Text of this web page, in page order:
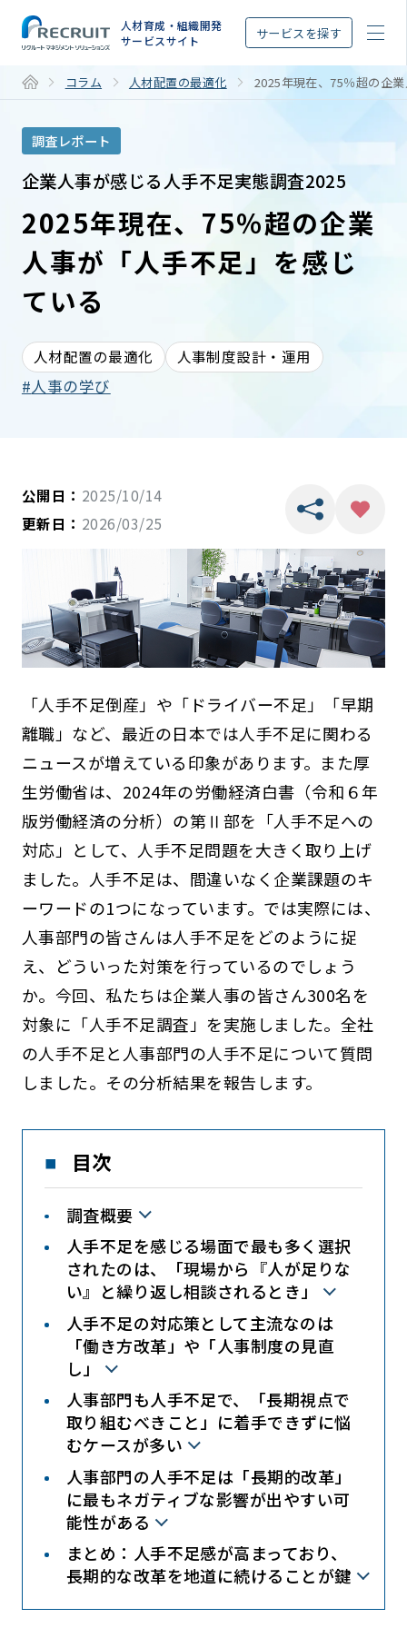
人材育成・組織開発
サービスサイト
サービスを探す
コラム 人材配置の最適化 2025年現在、75％超の企
調査レポート
企業人事が感じる人手不足実態調査2025
2025年現在、75％超の企業
人事が「人手不足」を感じ
ている
人材配置の最適化 人事制度設計・運用
人事の学び
公開日： 2025/10/14
更新日： 2026/03/25
「人手不足倒産」や「ドライバー不足」「早期
離職」など、最近の日本では人手不足に関わる
ニュースが増えている印象があります。また厚
生労働省は、2024年の労働経済白書（令和６年
版労働経済の分析）の第Ⅱ部を「人手不足への
対応」として、人手不足問題を大きく取り上げ
ました。人手不足は、間違いなく企業課題のキ
ーワードの1つになっています。では実際には、
人事部門の皆さんは人手不足をどのように捉
え、どういった対策を行っているのでしょう
か。今回、私たちは企業人事の皆さん300名を
対象に「人手不足調査」を実施しました。全社
の人手不足と人事部門の人手不足について質問
しました。その分析結果を報告します。
目次
調査概要
人手不足を感じる場面で最も多く選択
されたのは、「現場から『人が足りな
い』と繰り返し相談されるとき」
人手不足の対応策として主流なのは
「働き方改革」や「人事制度の見直
し」
人事部門も人手不足で、「長期視点で
取り組むべきこと」に着手できずに悩
むケースが多い
人事部門の人手不足は「長期的改革」
に最もネガティブな影響が出やすい可
能性がある
まとめ：人手不足感が高まっており、
長期的な改革を地道に続けることが鍵